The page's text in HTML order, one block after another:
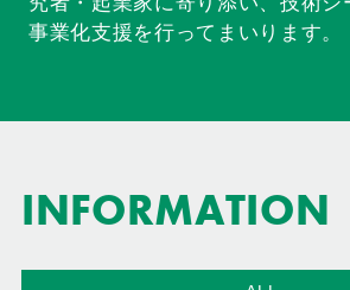
事業化支援を行ってまいります。
INFORMATION